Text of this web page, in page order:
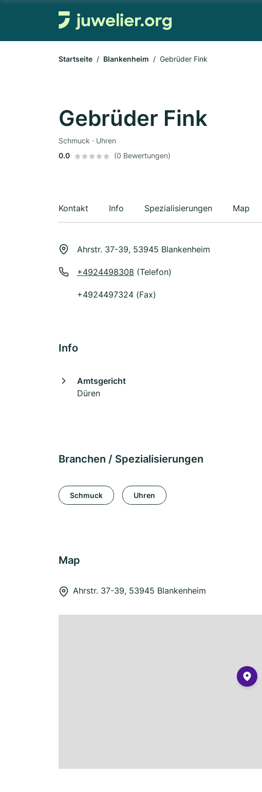
Startseite Blankenheim Gebrüder Fink
Gebrüder Fink
Schmuck · Uhren
0.0
(0 Bewertungen)
Kontakt Info Spezialisierungen Map
Ahrstr. 37-39, 53945 Blankenheim
+4924498308 (Telefon)
+4924497324 (Fax)
Info
Amtsgericht
Düren
Branchen / Spezialisierungen
Schmuck Uhren
Map
Ahrstr. 37-39, 53945 Blankenheim